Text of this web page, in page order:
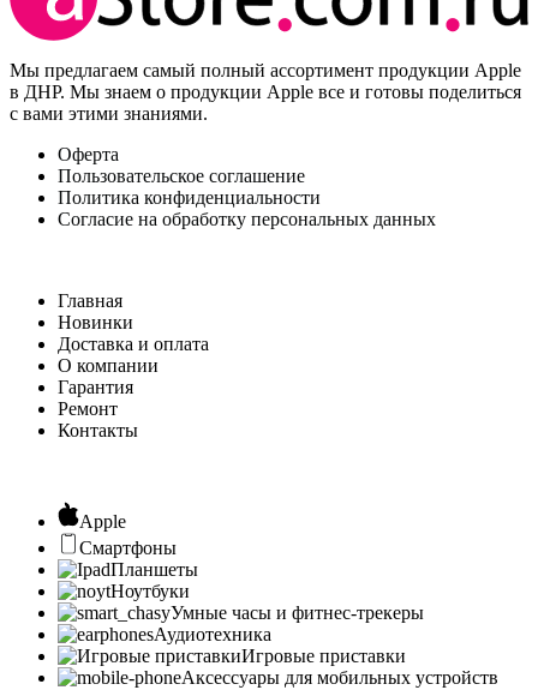
Мы предлагаем самый полный ассортимент продукции Apple
в ДНР. Мы знаем о продукции Apple все и готовы поделиться
с вами этими знаниями.
Оферта
Пользовательское соглашение
Политика конфиденциальности
Согласие на обработку персональных данных
Главная
Новинки
Доставка и оплата
О компании
Гарантия
Ремонт
Контакты
Apple
Смартфоны
Планшеты
Ноутбуки
Умные часы и фитнес-трекеры
Аудиотехника
Игровые приставки
Аксессуары для мобильных устройств